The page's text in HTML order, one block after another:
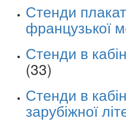
Стенди
французької
Стенди в
(33)
Стенди в
зарубіжної